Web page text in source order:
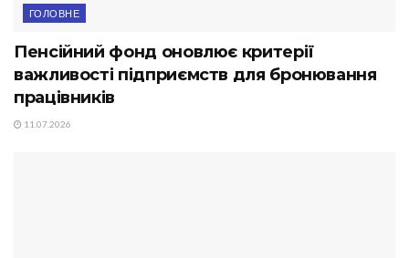
ГОЛОВНЕ
Пенсійний фонд оновлює критерії
важливості підприємств для бронювання
працівників
11.07.2026